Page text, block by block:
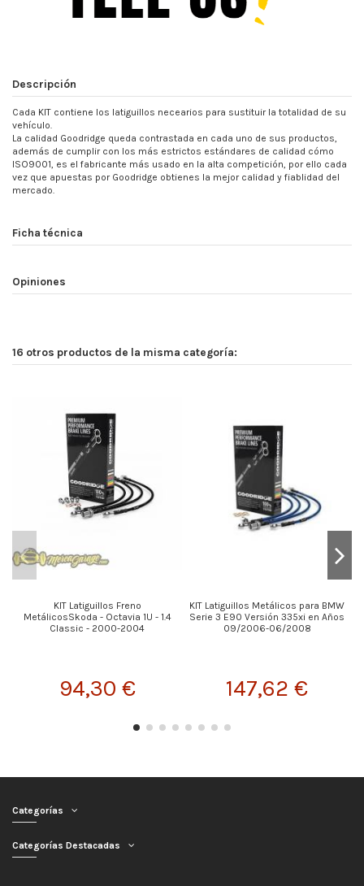
Descripción
Cada KIT contiene los latiguillos necearios para sustituir la totalidad de su
vehículo.
La calidad Goodridge queda contrastada en cada uno de sus productos,
además de cumplir con los más estrictos estándares de calidad cómo
ISO9001, es el fabricante más usado en la alta competición, por ello cada
vez que apuestas por Goodridge obtienes la mejor calidad y fiablidad del
mercado.
Ficha técnica
Opiniones
16 otros productos de la misma categoría:
KIT Latiguillos Freno
MetálicosSkoda - Octavia 1U - 1.4
Classic - 2000-2004
94,30 €
KIT Latiguillos Metálicos para BMW
Serie 3 E90 Versión 335xi en Años
09/2006-06/2008
147,62 €
Categorías
Categorías Destacadas